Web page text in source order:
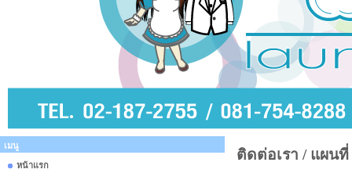
เมนู
หน้าแรก
ติดต่อเรา / แผนที่